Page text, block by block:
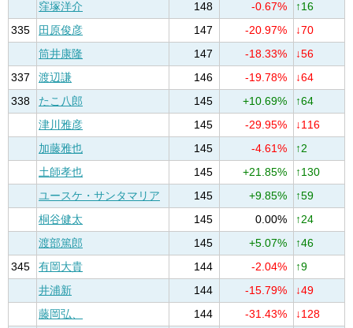
窪塚洋介
148 -0.67%
↑16
335
田原俊彦 147 -20.97%
↓70
筒井康隆
147 -18.33%
↓56
337
渡辺謙 146 -19.78%
↓64
338
たこ八郎 145 +10.69%
↑64
津川雅彦
145 -29.95%
↓116
加藤雅也
145 -4.61%
↑2
土師孝也
145 +21.85%
↑130
ユースケ・サンタマリア
145 +9.85%
↑59
桐谷健太
145 0.00%
↑24
渡部篤郎
145 +5.07%
↑46
345
有岡大貴 144 -2.04%
↑9
井浦新
144 -15.79%
↓49
藤岡弘、
144 -31.43%
↓128